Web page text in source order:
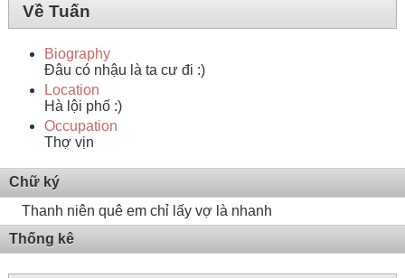
Về Tuấn
Biography
Đâu có nhậu là ta cư đi :)
Location
Hà lội phố :)
Occupation
Thợ vịn
Chữ ký
Thanh niên quê em chỉ lấy vợ là nhanh
Thống kê